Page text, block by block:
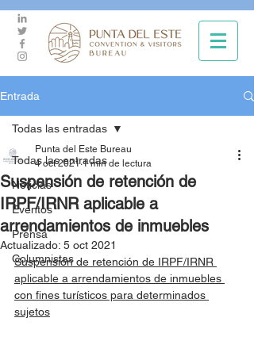
Entrada
Todas las entradas
Noticias
Eventos
Prensa
Columnistas
Todas las entradas
Suspensión de retención de
IRPF/IRNR aplicable a
arrendamientos de inmuebles
Punta del Este Bureau
4 oct 2021 1 min de lectura
Actualizado: 5 oct 2021
Suspensión de retención de IRPF/IRNR
aplicable a arrendamientos de inmuebles
con fines turísticos para determinados
sujetos